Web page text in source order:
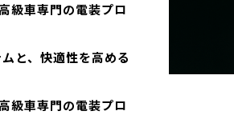
級車専門の電装プロ
と、快適性を高める
級車専門の電装プロ